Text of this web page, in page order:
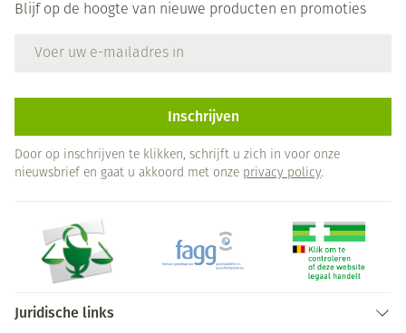
Blijf op de hoogte van nieuwe producten en promoties
Inschrijven
Door op inschrijven te klikken, schrijft u zich in voor onze
nieuwsbrief en gaat u akkoord met onze privacy policy.
Juridische links